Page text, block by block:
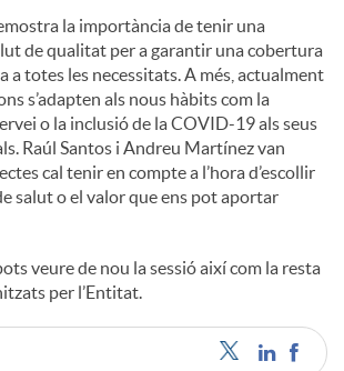
la importància de tenir una
de qualitat per a garantir una cobertura
a totes les necessitats. A més, actualment
s’adapten als nous hàbits com la
o la inclusió de la COVID-19 als seus
Raúl Santos i Andreu Martínez van
cal tenir en compte a l’hora d’escollir
salut o el valor que ens pot aportar
veure de nou la sessió així com la resta
per l’Entitat.